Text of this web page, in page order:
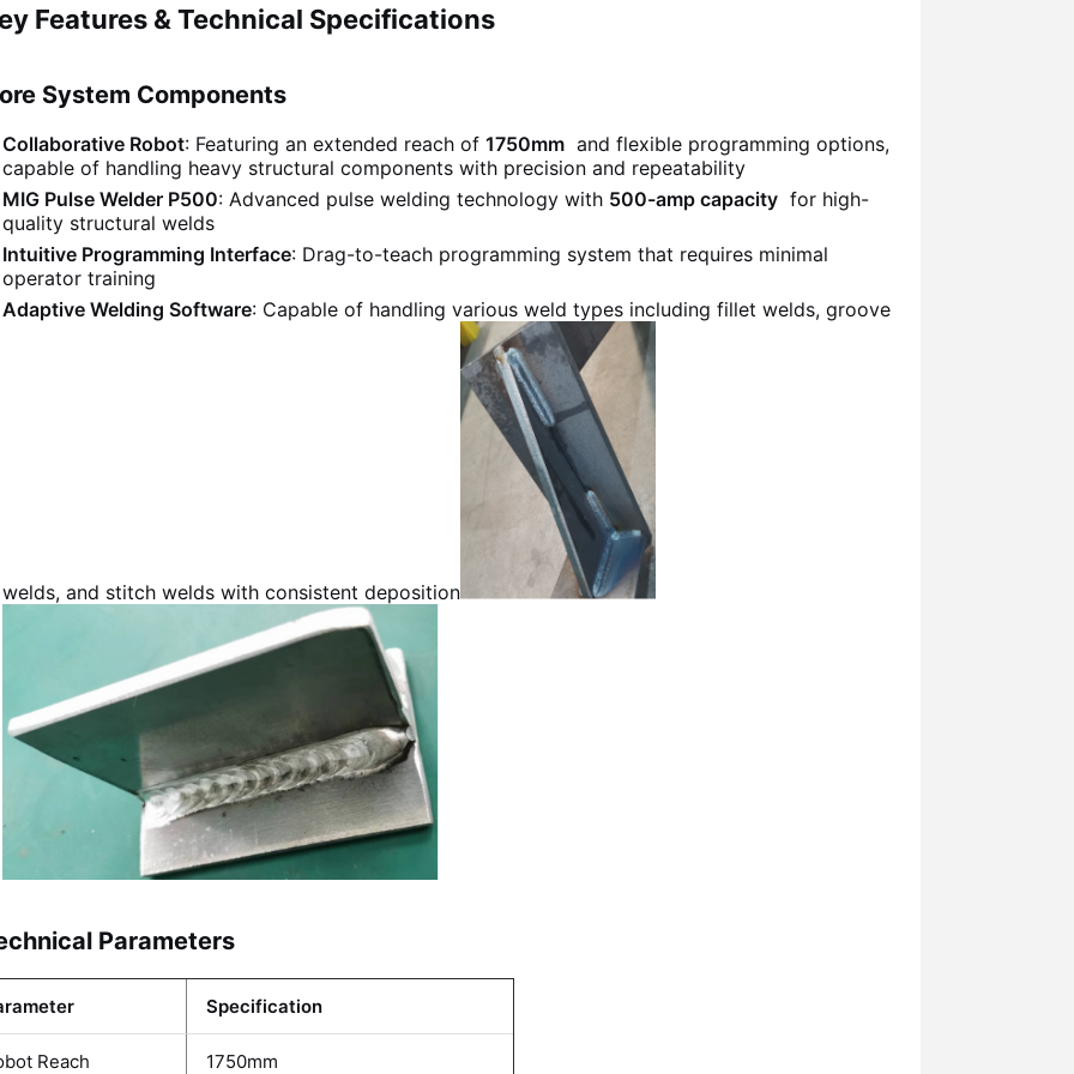
Features & Technical Specifications
System Components
Collaborative Robot: Featuring an extended reach of 1750mm and flexible programming options,
capable of handling heavy structural components with precision and repeatability
MIG Pulse Welder P500: Advanced pulse welding technology with 500-amp capacity for high-
quality structural welds
Intuitive Programming Interface: Drag-to-teach programming system that requires minimal
operator training
Adaptive Welding Software: Capable of handling various weld types including fillet welds, groove
welds, and stitch welds with consistent deposition
Parameters
Specification
Reach 1750mm